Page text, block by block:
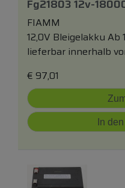
Fg21803 12v-
FIAMM
12,0V Bleigelakku Ab
lieferbar innerhalb
€ 97,01
In